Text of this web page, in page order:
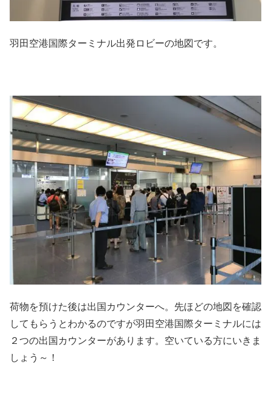
羽田空港国際ターミナル出発ロビーの地図です。
荷物を預けた後は出国カウンターへ。先ほどの地図を確認
してもらうとわかるのですが羽田空港国際ターミナルには
２つの出国カウンターがあります。空いている方にいきま
しょう～！